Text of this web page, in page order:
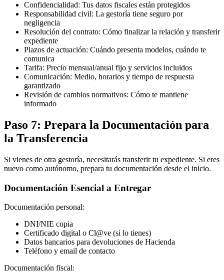
Confidencialidad: Tus datos fiscales están protegidos
Responsabilidad civil: La gestoría tiene seguro por
negligencia
Resolución del contrato: Cómo finalizar la relación y transferir
expediente
Plazos de actuación: Cuándo presenta modelos, cuándo te
comunica
Tarifa: Precio mensual/anual fijo y servicios incluidos
Comunicación: Medio, horarios y tiempo de respuesta
garantizado
Revisión de cambios normativos: Cómo te mantiene
informado
Paso 7: Prepara la Documentación para
la Transferencia
Si vienes de otra gestoría, necesitarás transferir tu expediente. Si eres
nuevo como autónomo, prepara tu documentación desde el inicio.
Documentación Esencial a Entregar
Documentación personal:
DNI/NIE copia
Certificado digital o Cl@ve (si lo tienes)
Datos bancarios para devoluciones de Hacienda
Teléfono y email de contacto
Documentación fiscal: